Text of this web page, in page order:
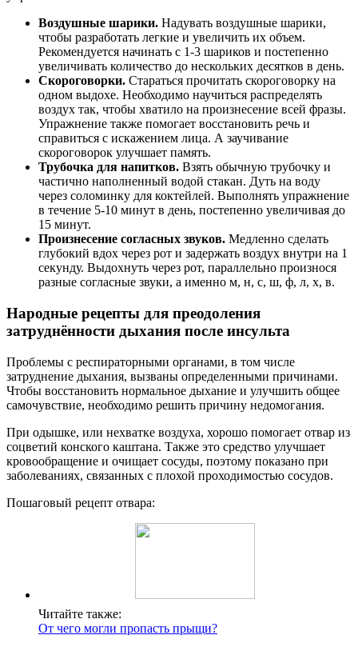
Воздушные шарики. Надувать воздушные шарики,
чтобы разработать легкие и увеличить их объем.
Рекомендуется начинать с 1-3 шариков и постепенно
увеличивать количество до нескольких десятков в день.
Скороговорки. Стараться прочитать скороговорку на
одном выдохе. Необходимо научиться распределять
воздух так, чтобы хватило на произнесение всей фразы.
Упражнение также помогает восстановить речь и
справиться с искажением лица. А заучивание
скороговорок улучшает память.
Трубочка для напитков. Взять обычную трубочку и
частично наполненный водой стакан. Дуть на воду
через соломинку для коктейлей. Выполнять упражнение
в течение 5-10 минут в день, постепенно увеличивая до
15 минут.
Произнесение согласных звуков. Медленно сделать
глубокий вдох через рот и задержать воздух внутри на 1
секунду. Выдохнуть через рот, параллельно произнося
разные согласные звуки, а именно м, н, с, ш, ф, л, х, в.
Народные рецепты для преодоления
затруднённости дыхания после инсульта
Проблемы с респираторными органами, в том числе
затруднение дыхания, вызваны определенными причинами.
Чтобы восстановить нормальное дыхание и улучшить общее
самочувствие, необходимо решить причину недомогания.
При одышке, или нехватке воздуха, хорошо помогает отвар из
соцветий конского каштана. Также это средство улучшает
кровообращение и очищает сосуды, поэтому показано при
заболеваниях, связанных с плохой проходимостью сосудов.
Пошаговый рецепт отвара:
Читайте также:
От чего могли пропасть прыщи?